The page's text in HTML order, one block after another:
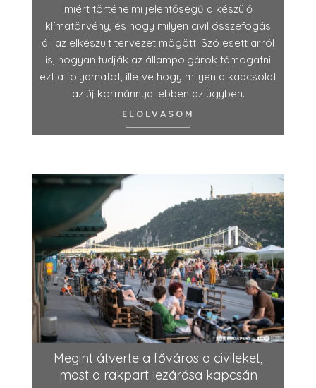
miért történelmi jelentőségű a készülő
klímatörvény, és hogy milyen civil összefogás
áll az elkészült tervezet mögött. Szó esett arról
is, hogyan tudják az állampolgárok támogatni
ezt a folyamatot, illetve hogy milyen a kapcsolat
az új kormánnyal ebben az ügyben.
ELOLVASOM
Megint átverte a főváros a civileket,
most a rakpart lezárása kapcsán